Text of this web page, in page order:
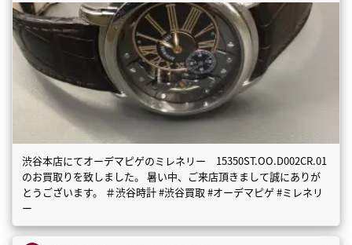
渋谷本店にてオーデマピゲのミレネリー 15350ST.OO.D002CR.01
のお買取りを致しました。 暑い中、ご来店頂きまして誠にありが
とうございます。 ＃渋谷時計 #渋谷買取 #オーデマピゲ #ミレネリ
ー